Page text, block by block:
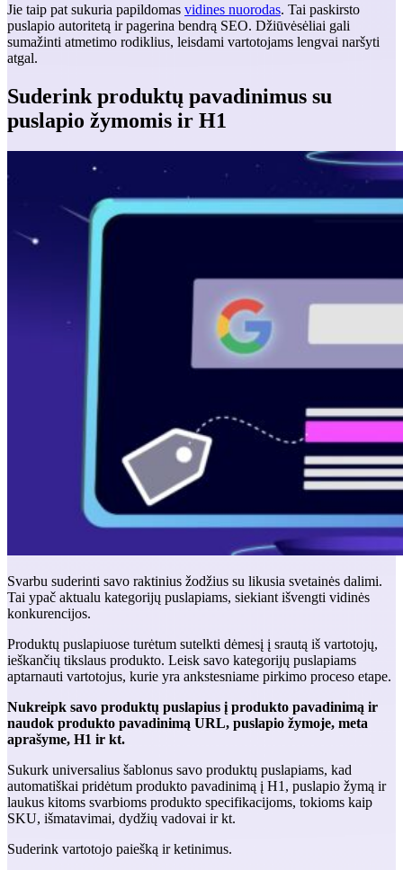
Jie taip pat sukuria papildomas vidines nuorodas. Tai paskirsto
puslapio autoritetą ir pagerina bendrą SEO. Džiūvėsėliai gali
sumažinti atmetimo rodiklius, leisdami vartotojams lengvai naršyti
atgal.
Suderink produktų pavadinimus su
puslapio žymomis ir H1
Svarbu suderinti savo raktinius žodžius su likusia svetainės dalimi.
Tai ypač aktualu kategorijų puslapiams, siekiant išvengti vidinės
konkurencijos.
Produktų puslapiuose turėtum sutelkti dėmesį į srautą iš vartotojų,
ieškančių tikslaus produkto. Leisk savo kategorijų puslapiams
aptarnauti vartotojus, kurie yra ankstesniame pirkimo proceso etape.
Nukreipk savo produktų puslapius į produkto pavadinimą ir
naudok produkto pavadinimą URL, puslapio žymoje, meta
aprašyme, H1 ir kt.
Sukurk universalius šablonus savo produktų puslapiams, kad
automatiškai pridėtum produkto pavadinimą į H1, puslapio žymą ir
laukus kitoms svarbioms produkto specifikacijoms, tokioms kaip
SKU, išmatavimai, dydžių vadovai ir kt.
Suderink vartotojo paiešką ir ketinimus.